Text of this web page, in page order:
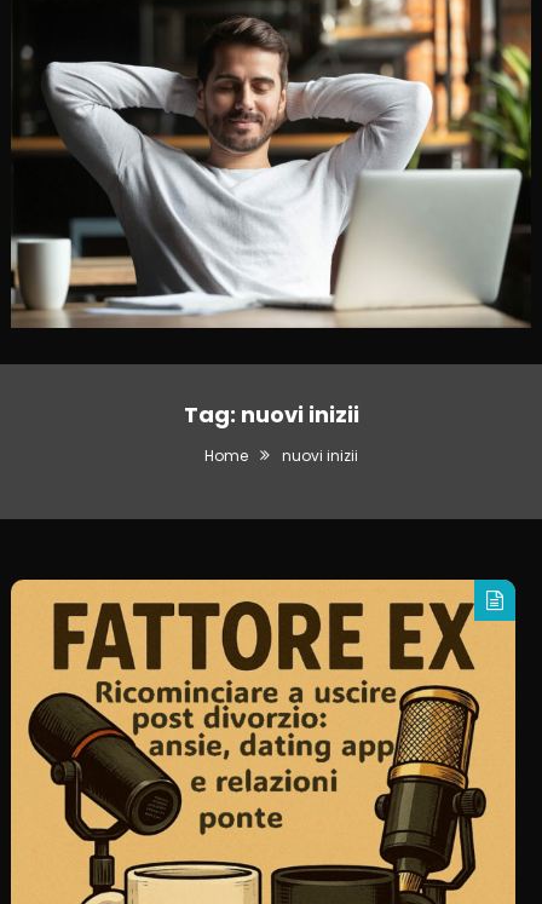
Tag: nuovi inizii
Home nuovi inizii